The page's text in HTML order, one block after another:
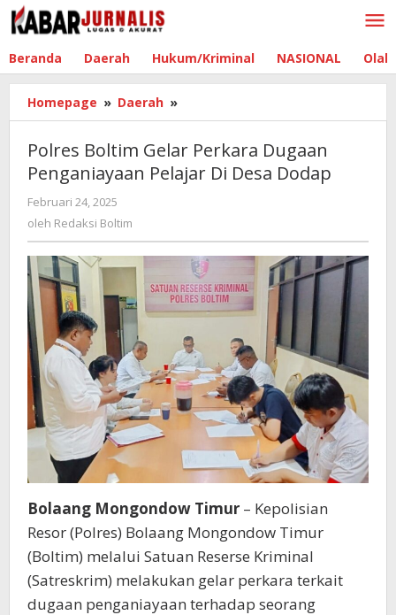
Lewati
ke
Beranda Daerah Hukum/Kriminal NASIONAL
Homepage » Daerah »
Boltim
Perkara
Dugaan
Dodap
Polres Boltim Gelar Perkara Dugaan
Penganiayaan Pelajar Di Desa Dodap
Februari 24, 2025
Redaksi
oleh Redaksi Boltim
Bolaang Mongondow Timur – Kepolisian
Resor (Polres) Bolaang Mongondow Timur
(Boltim) melalui Satuan Reserse Kriminal
(Satreskrim) melakukan gelar perkara terkait
dugaan penganiayaan terhadap seorang